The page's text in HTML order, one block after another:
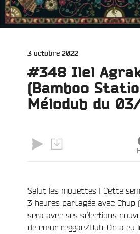
Publié
3 octobre 2022
#348 Ilel
(Bamboo
Mélodub du
Salut les mouettes ! Cette
3 heures partagée avec Chup
sera avec ses sélections
de cœur reggae/Dub. On a eu